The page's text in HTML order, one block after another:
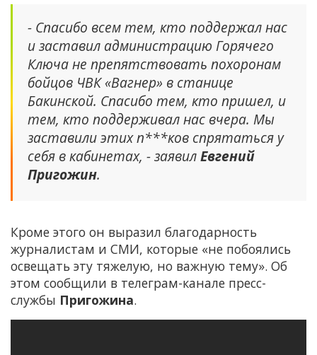
- Спасибо всем тем, кто поддержал нас
и заставил администрацию Горячего
Ключа не препятствовать похоронам
бойцов ЧВК «Вагнер» в станице
Бакинской. Спасибо тем, кто пришел, и
тем, кто поддерживал нас вчера. Мы
заставили этих п***ков спрятаться у
себя в кабинетах, - заявилЕвгений
Пригожин.
Кроме этого он выразил благодарность
журналистам и СМИ, которые «не побоялись
освещать эту тяжелую, но важную тему». Об
этом сообщили в телеграм-канале пресс-
службы Пригожина.